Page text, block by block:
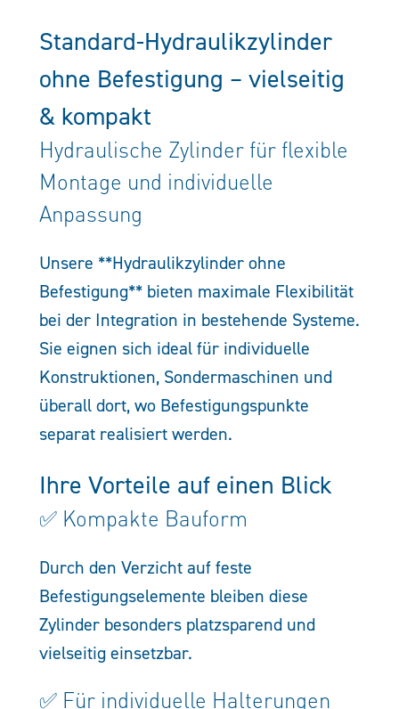
Standard-Hydraulikzylinder
ohne Befestigung – vielseitig
& kompakt
Hydraulische Zylinder für flexible
Montage und individuelle
Anpassung
Unsere **Hydraulikzylinder ohne
Befestigung** bieten maximale Flexibilität
bei der Integration in bestehende Systeme.
Sie eignen sich ideal für individuelle
Konstruktionen, Sondermaschinen und
überall dort, wo Befestigungspunkte
separat realisiert werden.
Ihre Vorteile auf einen Blick
✅ Kompakte Bauform
Durch den Verzicht auf feste
Befestigungselemente bleiben diese
Zylinder besonders platzsparend und
vielseitig einsetzbar.
✅ Für individuelle Halterungen